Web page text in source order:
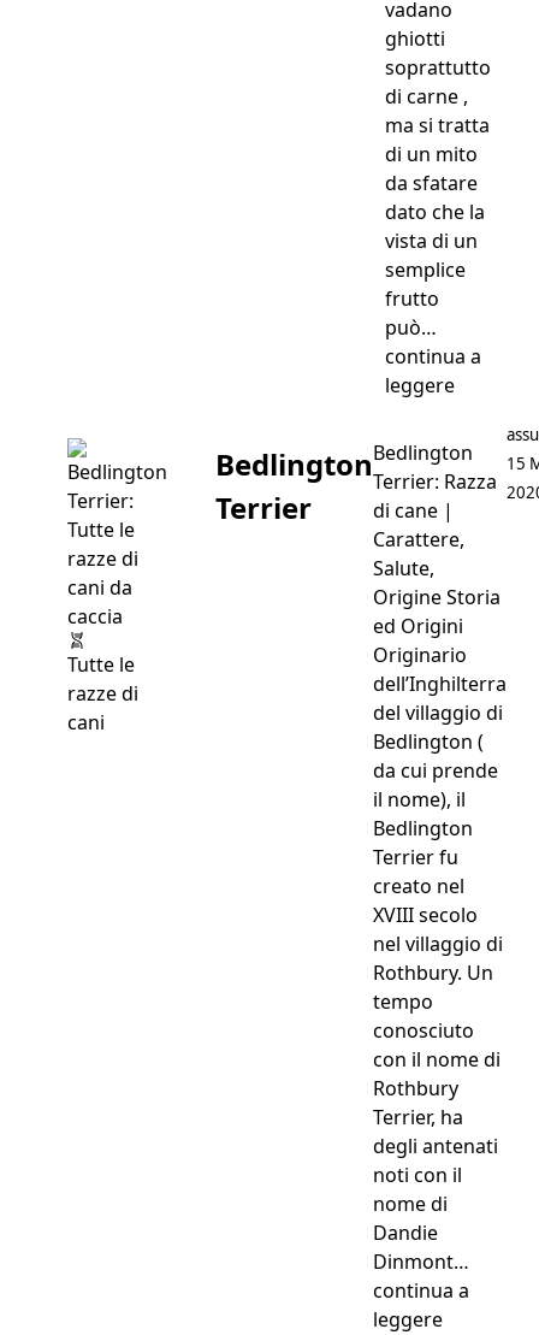
vadano
ghiotti
soprattutto
di carne ,
ma si tratta
di un mito
da sfatare
dato che la
vista di un
semplice
frutto
può…
continua a
leggere“Frutta
Tutte le
razze di
cani
Bedlington
Terrier
Bedlington
Terrier: Razza
di cane |
Carattere,
Salute,
Origine Storia
ed Origini
Originario
dell’Inghilterra
del villaggio di
Bedlington (
da cui prende
il nome), il
Bedlington
Terrier fu
creato nel
XVIII secolo
nel villaggio di
Rothbury. Un
tempo
conosciuto
con il nome di
Rothbury
Terrier, ha
degli antenati
noti con il
nome di
Dandie
Dinmont…
continua a
leggere
15